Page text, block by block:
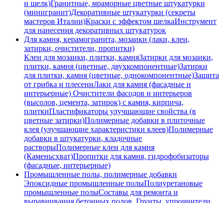
и шелк)Гранитные, мраморные цветные штукатурки
(минигранит)Декоративные штукатурки (секреты
мастеров Италии)Краски с эффектом шелкаИнструмент
для нанесения декоративных штукатурок
Для камня, керамогранита, мозаики (лаки, клеи,
затирки, очистители, пропитки)
Клеи для мозаики, плитки, камняЗатирки для мозаики,
плитки, камня (цветные, двухкомпонентные)Затирки
для плитки, камня (цветные, однокомпонентные)Защита
от грибка и плесениЛаки для камня (фасадные и
интерьерные) Очистители фасодов и интерьеров
(высолов, цемента, затирок) с камня, кирпича,
плиткиПластификаторы улучшающие свойства (в
цветные затирки)Полимерные добавки в плиточные
клея (улучшающие характеристики клеев)Полимерные
добавки в штукатурки, кладочные
растворыПолимерные клеи для камня
(Каменьсхват)Пропитки для камня, гидрофобизаторы
(фасадные, интерьерные)
Промышленные полы, полимерные добавки
Эпоксидные промышленные полыПолиуретановые
промышленные полыСоставы для ремонта и
выравнивания бетонных полов. Грунты, упрочнители,